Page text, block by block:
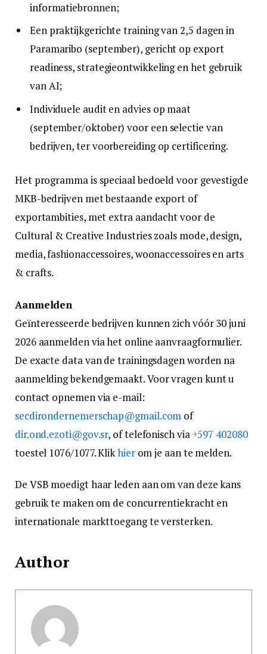
informatiebronnen;
Een praktijkgerichte training van 2,5 dagen in
Paramaribo (september), gericht op export
readiness, strategieontwikkeling en het gebruik
van AI;
Individuele audit en advies op maat
(september/oktober) voor een selectie van
bedrijven, ter voorbereiding op certificering.
Het programma is speciaal bedoeld voor gevestigde
MKB-bedrijven met bestaande export of
exportambities, met extra aandacht voor de
Cultural & Creative Industries zoals mode, design,
media, fashionaccessoires, woonaccessoires en arts
& crafts.
Aanmelden
Geïnteresseerde bedrijven kunnen zich vóór 30 juni
2026 aanmelden via het online aanvraagformulier.
De exacte data van de trainingsdagen worden na
aanmelding bekendgemaakt. Voor vragen kunt u
contact opnemen via e-mail:
secdirondernemerschap@gmail.com of
dir.ond.ezoti@gov.sr, of telefonisch via +597 402080
toestel 1076/1077. Klikhierom je aan te melden.
De VSB moedigt haar leden aan om van deze kans
gebruik te maken om de concurrentiekracht en
internationale markttoegang te versterken.
Author